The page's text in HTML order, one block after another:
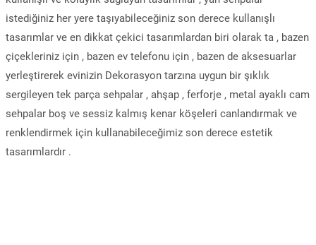
istediğiniz her yere taşıyabileceğiniz son derece kullanışlı
tasarımlar ve en dikkat çekici tasarımlardan biri olarak ta , bazen
çiçekleriniz için , bazen ev telefonu için , bazen de aksesuarlar
yerleştirerek evinizin Dekorasyon tarzına uygun bir şıklık
sergileyen tek parça sehpalar , ahşap , ferforje , metal ayaklı cam
sehpalar boş ve sessiz kalmış kenar köşeleri canlandırmak ve
renklendirmek için kullanabileceğimiz son derece estetik
tasarımlardır .